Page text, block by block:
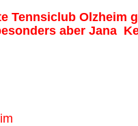
Tennsiclub Olzheim
aber Jana